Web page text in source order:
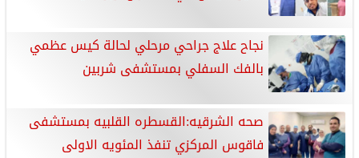
نجاح علاج جراحي مرحلي لحالة كيس عظمي
بالفك السفلي بمستشفى شربين
صحه الشرقيه:القسطره القلبيه بمستشفى
فاقوس المركزي تنفذ المئويه الاولى